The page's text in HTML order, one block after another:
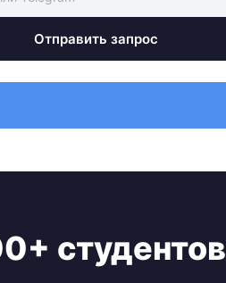
Отправить запрос
студентов